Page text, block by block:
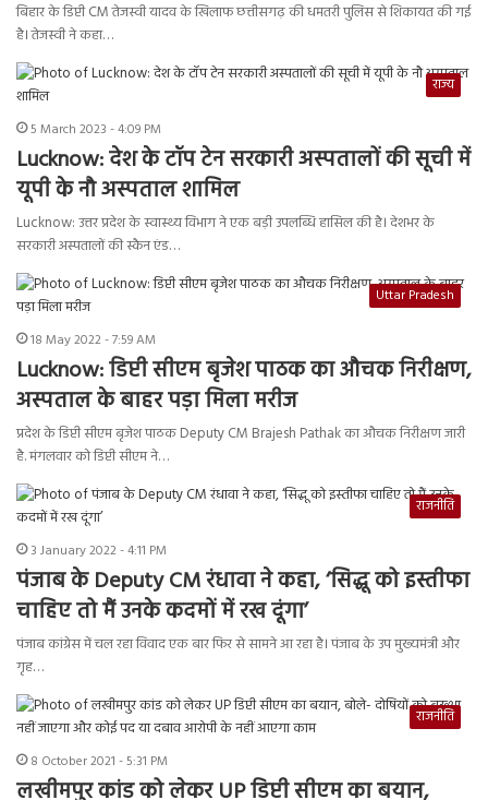
बिहार के डिप्टी CM तेजस्वी यादव के खिलाफ छत्तीसगढ़ की धमतरी पुलिस से शिकायत की गई
है। तेजस्वी ने कहा…
राज्य
5 March 2023 - 4:09 PM
Lucknow: देश के टॉप टेन सरकारी अस्पतालों की सूची में
यूपी के नौ अस्पताल शामिल
Lucknow: उत्तर प्रदेश के स्वास्थ्य विभाग ने एक बड़ी उपलब्धि हासिल की है। देशभर के
सरकारी अस्पतालों की स्कैन एंड…
Uttar Pradesh
18 May 2022 - 7:59 AM
Lucknow: डिप्टी सीएम बृजेश पाठक का औचक निरीक्षण,
अस्पताल के बाहर पड़ा मिला मरीज
प्रदेश के डिप्टी सीएम बृजेश पाठक Deputy CM Brajesh Pathak का औचक निरीक्षण जारी
है. मंगलवार को डिप्टी सीएम ने…
राजनीति
3 January 2022 - 4:11 PM
पंजाब के Deputy CM रंधावा ने कहा, ‘सिद्धू को इस्तीफा
चाहिए तो मैं उनके कदमों में रख दूंगा’
पंजाब कांग्रेस में चल रहा विवाद एक बार फिर से सामने आ रहा है। पंजाब के उप मुख्यमंत्री और
गृह…
राजनीति
8 October 2021 - 5:31 PM
लखीमपुर कांड को लेकर UP डिप्टी सीएम का बयान,